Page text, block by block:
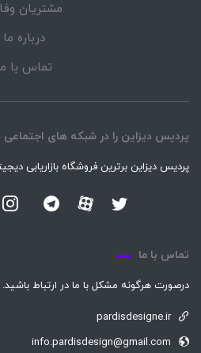
مشتریان
درباره ما
تماس با
پردیس دیزاین را در شبکه های اجتماعی
پردیس دیزاین برترین فروشگاه بازاریابی
تماس با ما
درصورت هرگونه مشکل با ما در ارتباط باشید.
pardisdesigne.ir
info.pardisdesign@gmail.com